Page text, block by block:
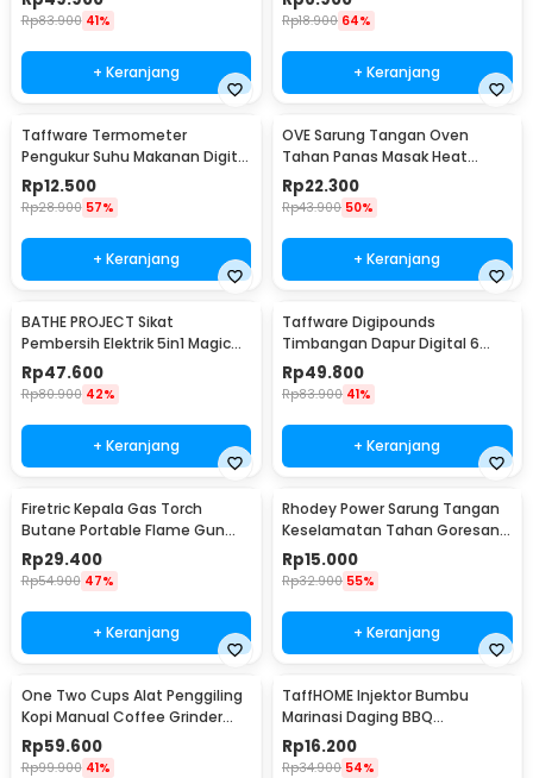
Rp83.900 41%
+ Keranjang
Rp18.900 64%
+ Keranjang
Taffware Termometer
Pengukur Suhu Makanan Digital
Daging Kopi Susu - TP101
Rp12.500
Rp28.900 57%
+ Keranjang
OVE Sarung Tangan Oven
Tahan Panas Masak Heat
Resistant Gloves - 540F
Rp22.300
Rp43.900 50%
+ Keranjang
BATHE PROJECT Sikat
Pembersih Elektrik 5in1 Magic
Brush Rechargeable - WQ8110
Rp47.600
Rp80.900 42%
+ Keranjang
Taffware Digipounds
Timbangan Dapur Digital 6
Satuan 1kg 0.1g - i2000
Rp49.800
Rp83.900 41%
+ Keranjang
Firetric Kepala Gas Torch
Butane Portable Flame Gun
Adjustable - 807
Rp29.400
Rp54.900 47%
+ Keranjang
Rhodey Power Sarung Tangan
Keselamatan Tahan Goresan
Pisau - EN388
Rp15.000
Rp32.900 55%
+ Keranjang
One Two Cups Alat Penggiling
Kopi Manual Coffee Grinder
Portable - WFCG9800
Rp59.600
Rp99.900 41%
TaffHOME Injektor Bumbu
Marinasi Daging BBQ
Seasoning Injector - HC117
Rp16.200
Rp34.900 54%